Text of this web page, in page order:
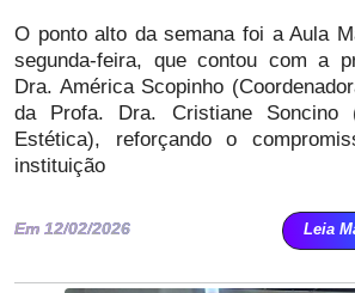
O ponto alto da semana foi a Aula
segunda-feira, que contou com a
Dra. América Scopinho
da Profa. Dra. Cristiane Soncino
Estética), reforçando o
instituição
Em 12/02/2026 Leia